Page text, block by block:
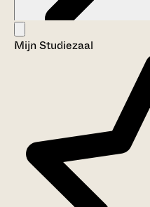
Aanwijzingen voor de gebruiker
Mijn Studiezaal